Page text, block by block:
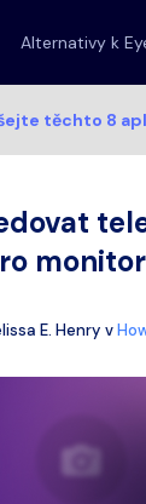
Alternativy k
těchto 8
E. Henry v